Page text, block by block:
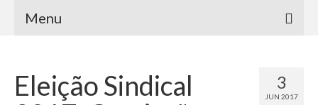
Menu
Institucional 3
JUN 2017
Eleição Sindical